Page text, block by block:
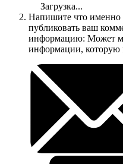
Загрузка...
Напишите что именно
публиковать ваш
информацию: Может
информации, которую